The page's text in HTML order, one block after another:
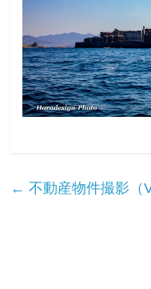
← 不動産物件撮影（